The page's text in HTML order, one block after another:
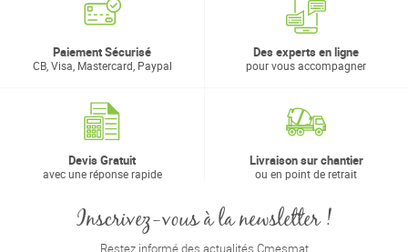
Paiement Sécurisé
CB, Visa, Mastercard, Paypal
Des experts en ligne
pour vous accompagner
Devis Gratuit
avec une réponse rapide
Livraison sur chantier
ou en point de retrait
Inscrivez-vous à la newsletter !